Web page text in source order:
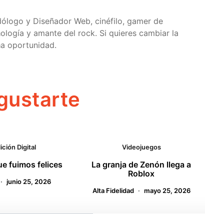
y Diseñador Web, cinéfilo, gamer de
y amante del rock. Si quieres cambiar la
oportunidad.
Digital
fuimos felices
junio 25, 2026
Videojuegos
La granja de Zenón llega a
Roblox
Alta Fidelidad mayo 25, 2026